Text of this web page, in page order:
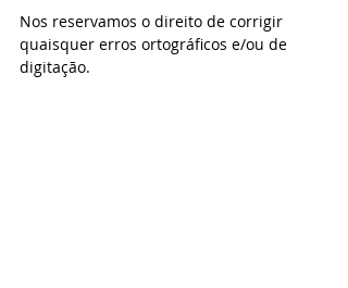
Nos reservamos o direito de corrigir
quaisquer erros ortográficos e/ou de
digitação.